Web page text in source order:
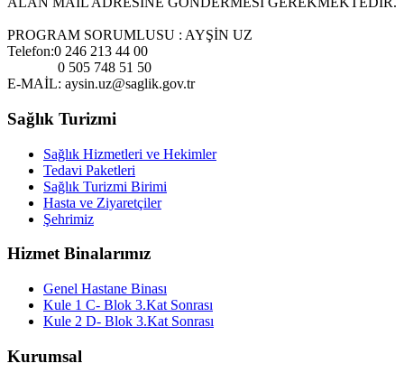
PROGRAM SORUMLUSU : AYŞİN UZ
Telefon:0 246 213 44 00
0 505 748 51 50
E-MAİL: aysin.uz@saglik.gov.tr
Sağlık Turizmi
Sağlık Hizmetleri ve Hekimler
Tedavi Paketleri
Sağlık Turizmi Birimi
Hasta ve Ziyaretçiler
Şehrimiz
Hizmet Binalarımız
Genel Hastane Binası
Kule 1 C- Blok 3.Kat Sonrası
Kule 2 D- Blok 3.Kat Sonrası
Kurumsal